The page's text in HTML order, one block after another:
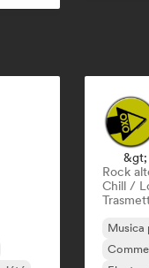
&gt;
Rock
Chill /
Musica